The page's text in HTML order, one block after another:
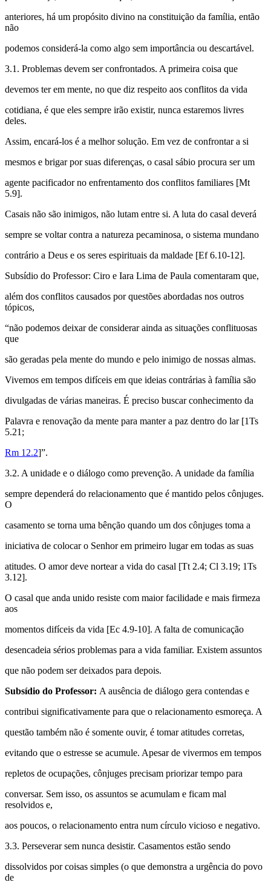
anteriores, há um propósito divino na constituição da família, então
não
podemos considerá-la como algo sem importância ou descartável.
3.1. Problemas devem ser confrontados. A primeira coisa que
devemos ter em mente, no que diz respeito aos conflitos da vida
cotidiana, é que eles sempre irão existir, nunca estaremos livres
deles.
Assim, encará-los é a melhor solução. Em vez de confrontar a si
mesmos e brigar por suas diferenças, o casal sábio procura ser um
agente pacificador no enfrentamento dos conflitos familiares [Mt
5.9].
Casais não são inimigos, não lutam entre si. A luta do casal deverá
sempre se voltar contra a natureza pecaminosa, o sistema mundano
contrário a Deus e os seres espirituais da maldade [Ef 6.10-12].
Subsídio do Professor: Ciro e Iara Lima de Paula comentaram que,
além dos conflitos causados por questões abordadas nos outros
tópicos,
“não podemos deixar de considerar ainda as situações conflituosas
que
são geradas pela mente do mundo e pelo inimigo de nossas almas.
Vivemos em tempos difíceis em que ideias contrárias à família são
divulgadas de várias maneiras. É preciso buscar conhecimento da
Palavra e renovação da mente para manter a paz dentro do lar [1Ts
5.21;
Rm 12.2]”.
3.2. A unidade e o diálogo como prevenção. A unidade da família
sempre dependerá do relacionamento que é mantido pelos cônjuges.
O
casamento se torna uma bênção quando um dos cônjuges toma a
iniciativa de colocar o Senhor em primeiro lugar em todas as suas
atitudes. O amor deve nortear a vida do casal [Tt 2.4; Cl 3.19; 1Ts
3.12].
O casal que anda unido resiste com maior facilidade e mais firmeza
aos
momentos difíceis da vida [Ec 4.9-10]. A falta de comunicação
desencadeia sérios problemas para a vida familiar. Existem assuntos
que não podem ser deixados para depois.
Subsídio do Professor: A ausência de diálogo gera contendas e
contribui significativamente para que o relacionamento esmoreça. A
questão também não é somente ouvir, é tomar atitudes corretas,
evitando que o estresse se acumule. Apesar de vivermos em tempos
repletos de ocupações, cônjuges precisam priorizar tempo para
conversar. Sem isso, os assuntos se acumulam e ficam mal
resolvidos e,
aos poucos, o relacionamento entra num círculo vicioso e negativo.
3.3. Perseverar sem nunca desistir. Casamentos estão sendo
dissolvidos por coisas simples (o que demonstra a urgência do povo
de